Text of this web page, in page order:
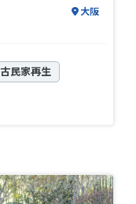
大阪
古民家再生